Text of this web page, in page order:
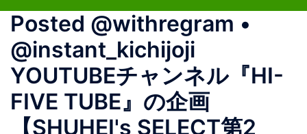
ス
ル
メ
ニ
ュ
ー
Posted @withregram •
@instant_kichijoji
YOUTUBEチャンネル『HI-
FIVE TUBE』の企画
【SHUHEI's SELECT第2